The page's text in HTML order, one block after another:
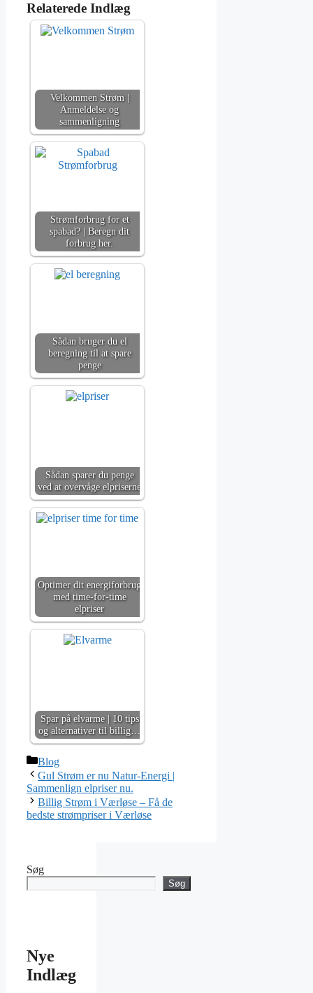
Relaterede Indlæg
Velkommen Strøm |
Anmeldelse og
sammenligning
Strømforbrug for et
spabad? | Beregn dit
forbrug her.
Sådan bruger du el
beregning til at spare
penge
Sådan sparer du penge
ved at overvåge elpriserne
Optimer dit energiforbrug
med time-for-time
elpriser
Spar på elvarme | 10 tips
og alternativer til billig…
Kategorier
Blog
Gul Strøm er nu Natur-Energi |
Sammenlign elpriser nu.
Billig Strøm i Værløse – Få de
bedste strømpriser i Værløse
Søg
Søg
Nye
Indlæg